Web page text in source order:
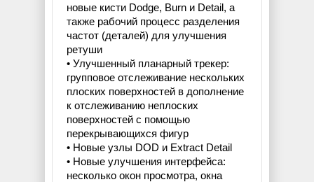
новые кисти Dodge, Burn и Detail, а
также рабочий процесс разделения
частот (деталей) для улучшения
ретуши
• Улучшенный планарный трекер:
групповое отслеживание нескольких
плоских поверхностей в дополнение
к отслеживанию неплоских
поверхностей с помощью
перекрывающихся фигур
• Новые узлы DOD и Extract Detail
• Новые улучшения интерфейса:
несколько окон просмотра, окна